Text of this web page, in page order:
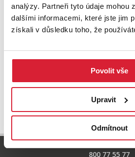
analýzy. Partneři tyto údaje mohou
dalšími informacemi, které jste jim
získali v důsledku toho, že
Povolit vše
Upravit
Odmítnout
UPRAVIT
800 77 55 77